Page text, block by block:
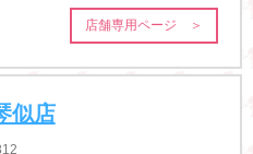
店舗専用ページ ＞
似店